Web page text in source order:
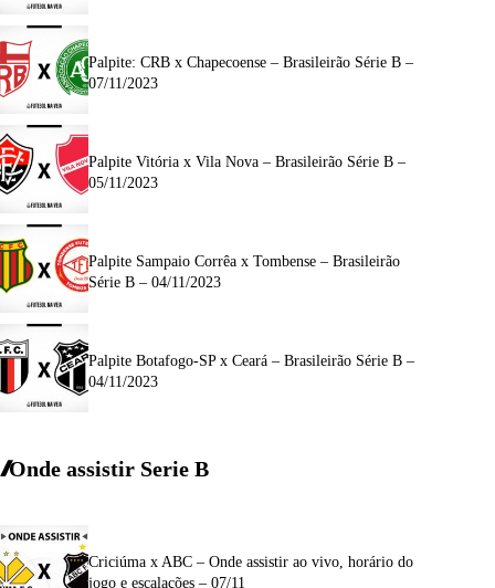
Palpite: CRB x Chapecoense – Brasileirão Série B –
07/11/2023
Palpite Vitória x Vila Nova – Brasileirão Série B –
05/11/2023
Palpite Sampaio Corrêa x Tombense – Brasileirão
Série B – 04/11/2023
Palpite Botafogo-SP x Ceará – Brasileirão Série B –
04/11/2023
Onde assistir Serie B
Criciúma x ABC – Onde assistir ao vivo, horário do
jogo e escalações – 07/11